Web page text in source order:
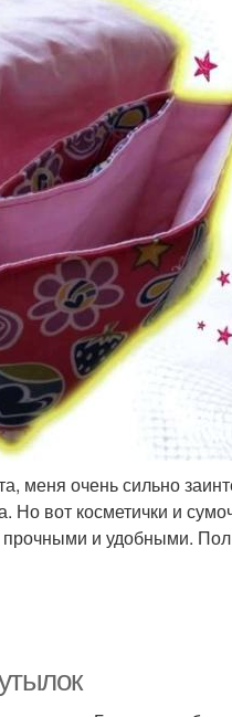
меня очень сильно
Но вот косметички и
прочными и удобными.